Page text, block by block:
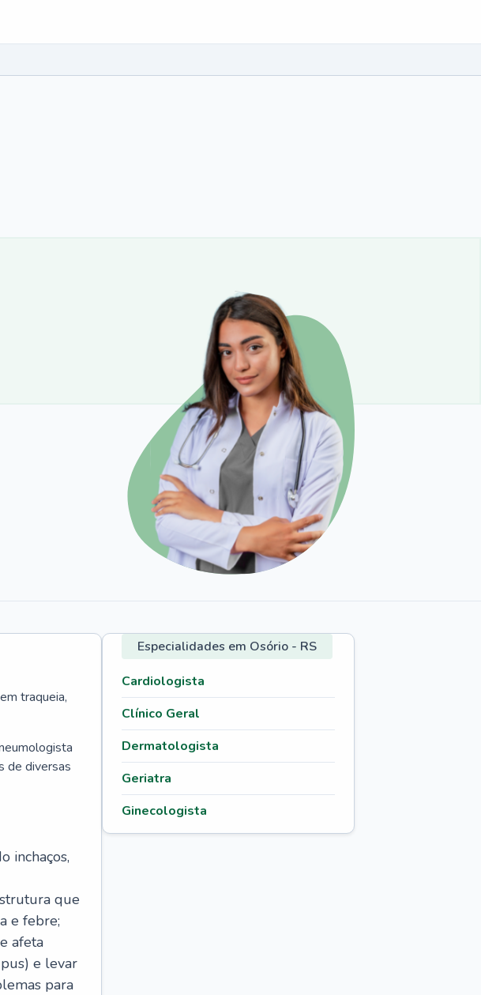
traqueia,
de diversas
inchaços,
que
e febre;
afeta
e levar
para
Especialidades em Osório - RS
Cardiologista
Clínico Geral
Dermatologista
Geriatra
Ginecologista